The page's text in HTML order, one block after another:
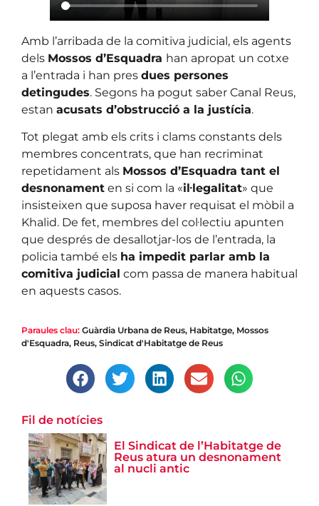
Amb l’arribada de la comitiva judicial, els agents
dels Mossos d’Esquadra han apropat un cotxe
a l’entrada i han pres dues persones
detingudes. Segons ha pogut saber Canal Reus,
estan acusats d’obstrucció a la justícia.
Tot plegat amb els crits i clams constants dels
membres concentrats, que han recriminat
repetidament als Mossos d’Esquadra tant el
desnonament en si com la «il·legalitat» que
insisteixen que suposa haver requisat el mòbil a
Khalid. De fet, membres del col·lectiu apunten
que després de desallotjar-los de l’entrada, la
policia també els ha impedit parlar amb la
comitiva judicial com passa de manera habitual
en aquests casos.
Paraules clau: Guàrdia Urbana de Reus, Habitatge, Mossos
d'Esquadra, Reus, Sindicat d'Habitatge de Reus
Fil de notícies
El Sindicat de l’Habitatge de
Reus atura un desnonament
al nucli antic